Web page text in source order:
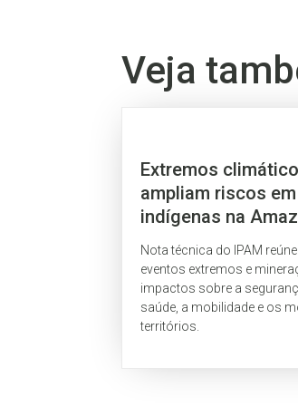
Veja
Extremos
ampliam riscos
indígenas na
Nota técnica do IPAM
eventos extremos e
impactos sobre a
saúde, a mobilidade e os
territórios.